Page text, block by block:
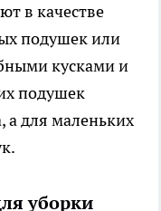
в качестве
подушек или
кусками и
подушек
а для маленьких
уборки